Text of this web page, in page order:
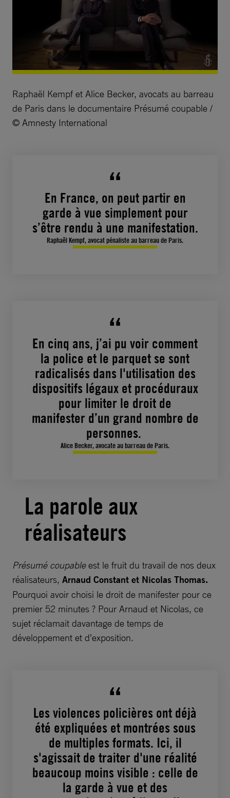
Raphaël Kempf et Alice Becker, avocats au barreau
de Paris dans le documentaire Présumé coupable /
© Amnesty International
En France, on peut partir en
garde à vue simplement pour
s’être rendu à une manifestation.
Raphaël Kempf, avocat pénaliste au barreau de Paris.
En cinq ans, j’ai pu voir comment
la police et le parquet se sont
radicalisés dans l'utilisation des
dispositifs légaux et procéduraux
pour limiter le droit de
manifester d’un grand nombre de
personnes.
Alice Becker, avocate au barreau de Paris.
La parole aux
réalisateurs
Présumé coupableest le fruit du travail de nos deux
réalisateurs, Arnaud Constant et Nicolas Thomas.
Pourquoi avoir choisi le droit de manifester pour ce
premier 52 minutes ? Pour Arnaud et Nicolas, ce
sujet réclamait davantage de temps de
développement et d’exposition.
Les violences policières ont déjà
été expliquées et montrées sous
de multiples formats. Ici, il
s'agissait de traiter d'une réalité
beaucoup moins visible : celle de
la garde à vue et des